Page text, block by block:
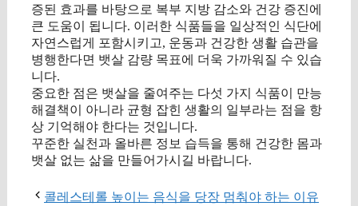
증된 효과를 바탕으로 복부 지방 감소와 건강 증진에
큰 도움이 됩니다. 이러한 식품들을 일상적인 식단에
자연스럽게 포함시키고, 운동과 건강한 생활 습관을
병행한다면 뱃살 감량 목표에 더욱 가까워질 수 있습
니다.
중요한 점은 뱃살을 줄여주는 다섯 가지 식품이 만능
해결책이 아니라 균형 잡힌 생활의 일부라는 점을 항
상 기억해야 한다는 것입니다.
꾸준한 실천과 올바른 정보 습득을 통해 건강한 몸과
뱃살 없는 삶을 만들어가시길 바랍니다.
콜레스테롤 높이는 음식을 당장 멈춰야 하는 이유